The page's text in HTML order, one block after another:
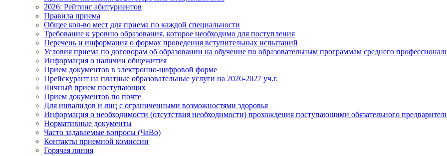
2026: Рейтинг абитуриентов
Правила приема
Общее кол-во мест для приема по каждой специальности
Требование к уровню образования, которое необходимо для поступления
Перечень и информация о формах проведения вступительных испытаний
Условия приема по договорам об образовании на обучение по образовательным программам среднего
Информация о наличии общежития
Прием документов в электронно-цифровой форме
Прейскурант на платные образовательные услуги на 2026-2027 уч.г.
Личный прием поступающих
Прием документов по почте
Для инвалидов и лиц с ограниченными возможностями здоровья
Информация о необходимости (отсутствия необходимости) прохождения поступающими обязательного
Нормативные документы
Часто задаваемые вопросы (ЧаВо)
Контакты приемной комиссии
Горячая линия